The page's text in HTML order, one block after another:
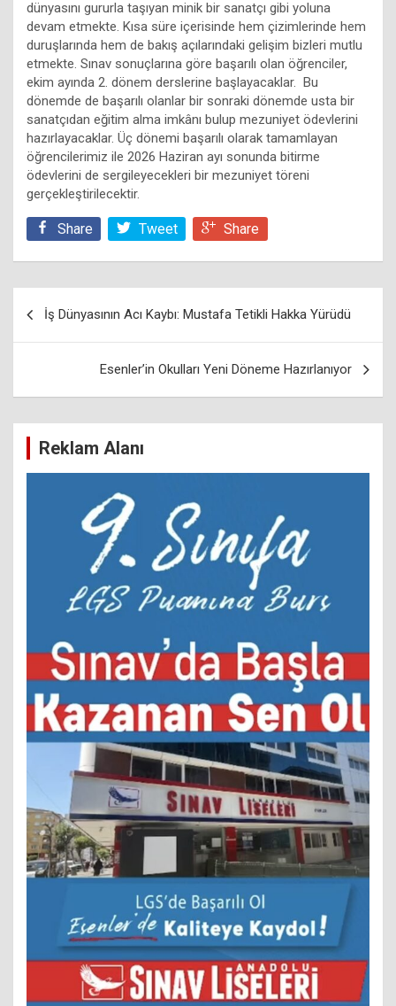
dünyasını gururla taşıyan minik bir sanatçı gibi yoluna
devam etmekte. Kısa süre içerisinde hem çizimlerinde hem
duruşlarında hem de bakış açılarındaki gelişim bizleri mutlu
etmekte. Sınav sonuçlarına göre başarılı olan öğrenciler,
ekim ayında 2. dönem derslerine başlayacaklar. Bu
dönemde de başarılı olanlar bir sonraki dönemde usta bir
sanatçıdan eğitim alma imkânı bulup mezuniyet ödevlerini
hazırlayacaklar. Üç dönemi başarılı olarak tamamlayan
öğrencilerimiz ile 2026 Haziran ayı sonunda bitirme
ödevlerini de sergileyecekleri bir mezuniyet töreni
gerçekleştirilecektir.
Share Tweet Share
Yazı
dolaşımı
İş Dünyasının Acı Kaybı: Mustafa Tetikli Hakka Yürüdü
Esenler’in Okulları Yeni Döneme Hazırlanıyor
Reklam Alanı